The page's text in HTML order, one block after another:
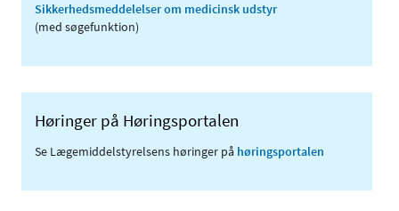
Sikkerhedsmeddelelser om medicinsk udstyr
(med søgefunktion)
Høringer på Høringsportalen
Se Lægemiddelstyrelsens høringer på høringsportalen